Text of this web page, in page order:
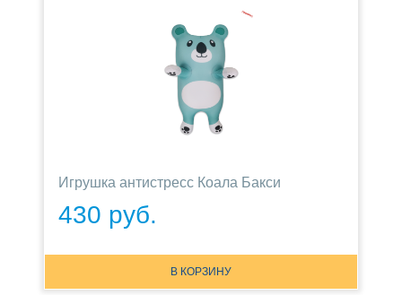
Игрушка антистресс Коала Бакси
430 руб.
В КОРЗИНУ